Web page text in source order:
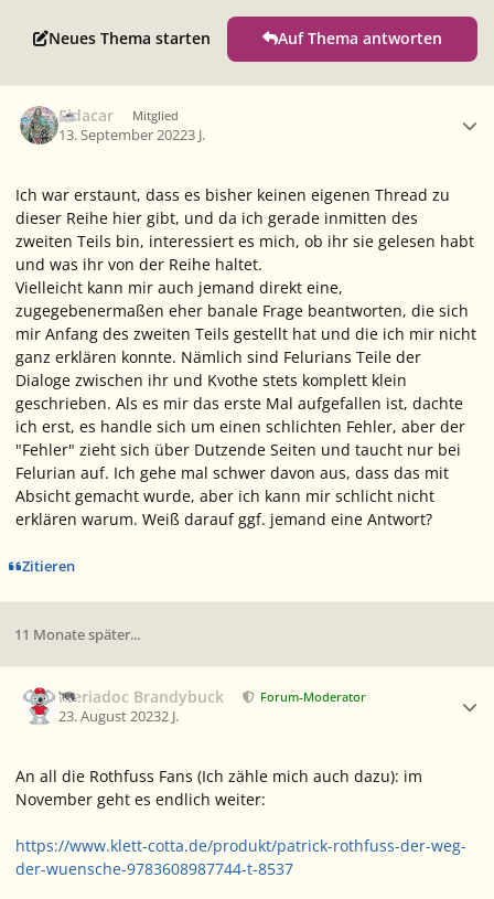
Neues Thema starten Auf Thema antworten
Eldacar Mitglied
13. September 20223 J.
Ich war erstaunt, dass es bisher keinen eigenen Thread zu
dieser Reihe hier gibt, und da ich gerade inmitten des
zweiten Teils bin, interessiert es mich, ob ihr sie gelesen habt
und was ihr von der Reihe haltet.
Vielleicht kann mir auch jemand direkt eine,
zugegebenermaßen eher banale Frage beantworten, die sich
mir Anfang des zweiten Teils gestellt hat und die ich mir nicht
ganz erklären konnte. Nämlich sind Felurians Teile der
Dialoge zwischen ihr und Kvothe stets komplett klein
geschrieben. Als es mir das erste Mal aufgefallen ist, dachte
ich erst, es handle sich um einen schlichten Fehler, aber der
"Fehler" zieht sich über Dutzende Seiten und taucht nur bei
Felurian auf. Ich gehe mal schwer davon aus, dass das mit
Absicht gemacht wurde, aber ich kann mir schlicht nicht
erklären warum. Weiß darauf ggf. jemand eine Antwort?
Zitieren
11 Monate später...
Meriadoc Brandybuck Forum-Moderator
23. August 20232 J.
An all die Rothfuss Fans (Ich zähle mich auch dazu): im
November geht es endlich weiter:
https://www.klett-cotta.de/produkt/patrick-rothfuss-der-weg-
der-wuensche-9783608987744-t-8537